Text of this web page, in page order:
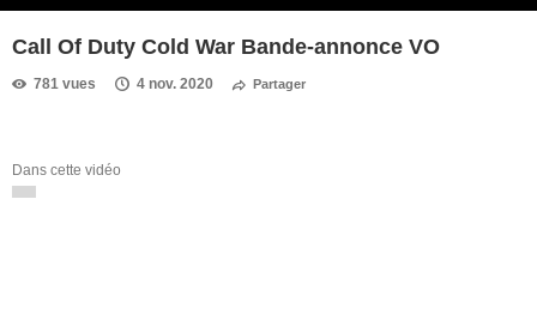
Call Of Duty Cold War Bande-annonce VO
781 vues 4 nov. 2020 Partager
Dans cette vidéo